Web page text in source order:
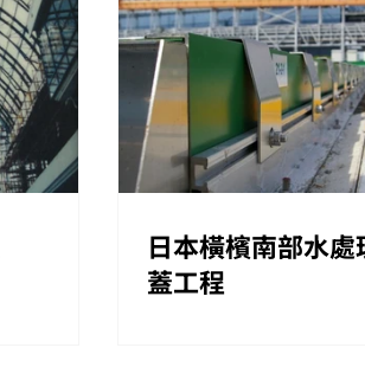
日本橫檳南部水
蓋工程